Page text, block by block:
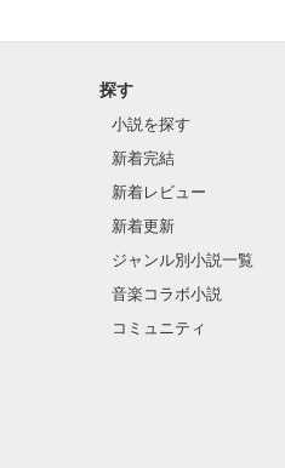
探す
小説を探す
新着完結
新着レビュー
新着更新
ジャンル別小説一覧
音楽コラボ小説
コミュニティ